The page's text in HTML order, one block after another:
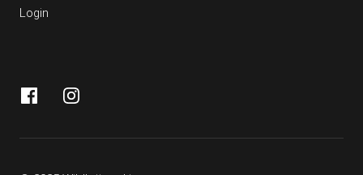
Login
FacebookInstagram